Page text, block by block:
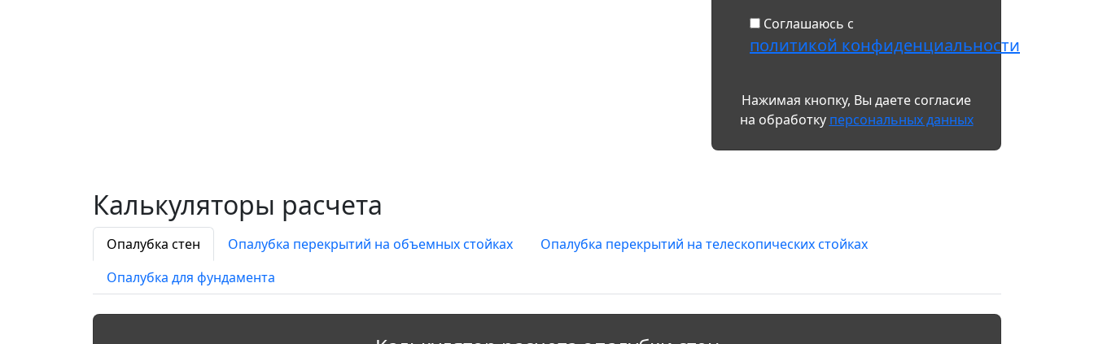
Соглашаюсь с
политикой конфиденциальности
Нажимая кнопку, Вы даете согласие
на обработку персональных данных
Калькуляторы расчета
Опалубка стен Опалубка перекрытий на объемных стойках
Опалубка перекрытий на телескопических стойках
Опалубка для фундамента